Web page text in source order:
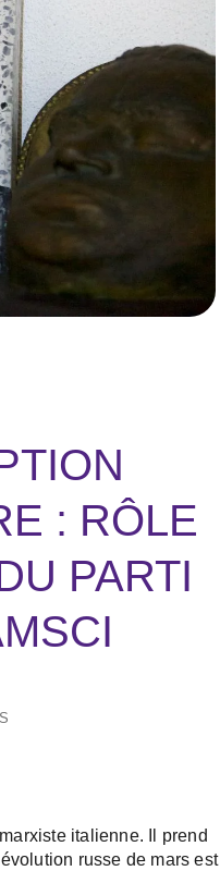
: RÔLE
PARTI
italienne. Il prend
russe de mars est